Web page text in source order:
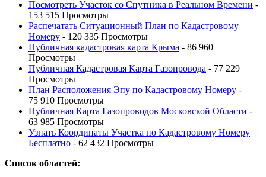
Посмотреть Участок со Спутника в Реальном Времени -
153 515 Просмотры
Распечатать Ситуационный План по Кадастровому
Номеру - 120 335 Просмотры
Публичная кадастровая карта Крыма - 86 960
Просмотры
Публичная Кадастровая Карта Газопровода - 77 229
Просмотры
План Расположения Эпу по Кадастровому Номеру -
75 910 Просмотры
Публичная Карта Газопроводов Московской Области -
63 985 Просмотры
Узнать Координаты Участка по Кадастровому Номеру
Бесплатно - 62 432 Просмотры
Список областей: